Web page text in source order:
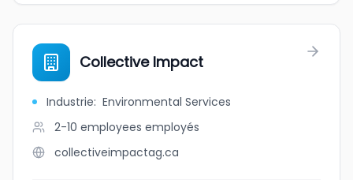
Collective Impact
Industrie: Environmental Services
2-10 employees employés
collectiveimpactag.ca